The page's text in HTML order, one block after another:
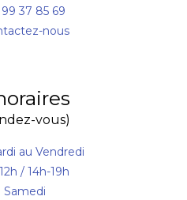
37 85 69
nous
vous)
au Vendredi
/ 14h-19h
Samedi